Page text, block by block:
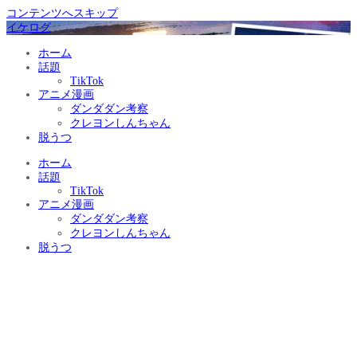
コンテンツへスキップ
イケログ
ホーム
話題
TikTok
アニメ漫画
ダンダダン考察
クレヨンしんちゃん
脱うつ
ホーム
話題
TikTok
アニメ漫画
ダンダダン考察
クレヨンしんちゃん
脱うつ